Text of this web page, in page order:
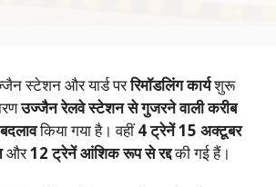
स्टेशन और यार्ड पररिमॉडलिंग कार्यशुरू
उज्जैन रेलवे स्टेशन से गुजरने वाली करीब
किया गया है। वहीं4 ट्रेनें 15 अक्टूबर
और12 ट्रेनें आंशिक रूप से रद्दकी गई हैं।